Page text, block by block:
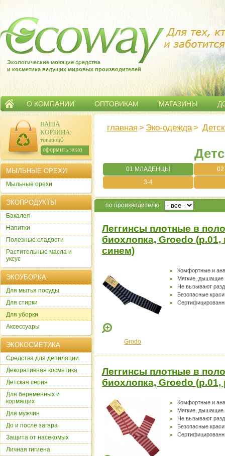
Экологические моющие средства
и косметика ведущих мировых производителей
О КОМПАНИИ ОПТОВИКАМ МАГАЗИНЫ
главная > Эко-одежда>
01 МЛАДЕНЦЫ
3-4
по производителю
Леггинсы плотные в
биохлопка, Groedo (р.01,
синем)
Комфортные и
Мягкие, дышащие
Не вызывают
Безопасные
Grodo
Леггинсы плотные в
биохлопка, Groedo (р.01,
Комфортные и
Мягкие, дышащие
Не вызывают
Безопасные
ВАША
КОРЗИНА:
товаров:0
сумма: 0р.
оформить заказ
МЫЛЬНЫЕ ОРЕХИ
Мыльные орехи
ЭКОПРОДУКТЫ
Бакалея
Напитки
Полезные сладости
Растительные масла и
уксус
ЭКОУБОРКА
Для мытья посуды
Для стирки
Для уборки
Аксессуары
ЭКОКОСМЕТИКА
Cредства для депиляции
Декоративная косметика
Детская серия
Для беременных и
кормящих
Для мужчин
До и после загара
Защита от насекомых
Личная гигиена